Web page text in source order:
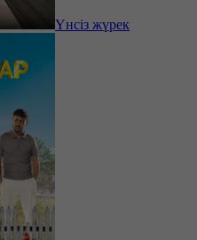
Үнсіз жүрек